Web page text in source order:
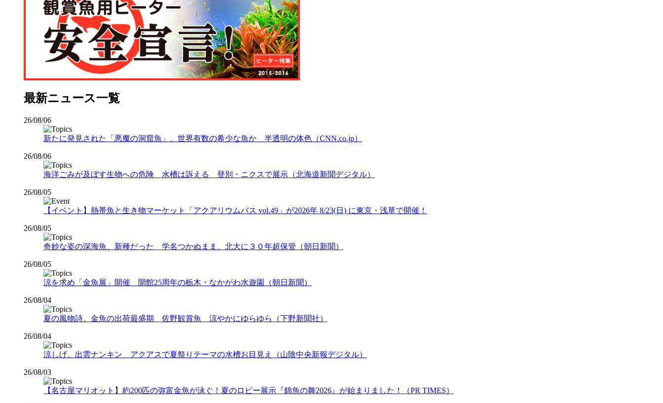
最新ニュース一覧
26/08/06
新たに発見された「悪魔の洞窟魚」、世界有数の希少な魚か 半透明の体色（CNN.co.jp）
26/08/06
海洋ごみが及ぼす生物への危険 水槽は訴える 登別・ニクスで展示（北海道新聞デジタル）
26/08/05
【イベント】熱帯魚と生き物マーケット「アクアリウムバス vol.49」が2026年 8/23(日) に東京・浅草で開催！
26/08/05
奇妙な姿の深海魚、新種だった 学名つかぬまま、北大に３０年超保管（朝日新聞）
26/08/05
涼を求め「金魚展」開催 開館25周年の栃木・なかがわ水遊園（朝日新聞）
26/08/04
夏の風物詩、金魚の出荷最盛期 佐野観賞魚 涼やかにゆらゆら（下野新聞社）
26/08/04
涼しげ、出雲ナンキン アクアスで夏祭りテーマの水槽お目見え（山陰中央新報デジタル）
26/08/03
【名古屋マリオット】約200匹の弥富金魚が泳ぐ！夏のロビー展示『錦魚の舞2026』が始まりました！（PR TIMES）